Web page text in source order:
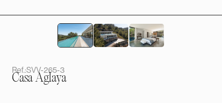
Casa Aglaya
Ref.:SVV-265-3